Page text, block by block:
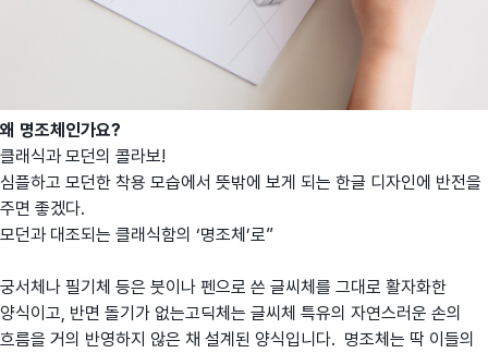
왜 명조체인가요?
클래식과 모던의 콜라보!
심플하고 모던한 착용 모습에서 뜻밖에 보게 되는 한글 디자인에 반전을
주면 좋겠다.
모던과 대조되는 클래식함의 ‘명조체’로”
궁서체나 필기체 등은 붓이나 펜으로 쓴 글씨체를 그대로 활자화한
양식이고, 반면 돌기가 없는고딕체는 글씨체 특유의 자연스러운 손의
흐름을 거의 반영하지 않은 채 설계된 양식입니다. 명조체는 딱 이들의